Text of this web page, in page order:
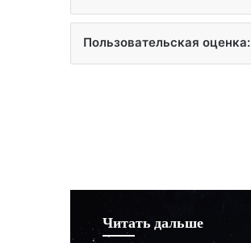
Пользовательская оценка:
Читать дальше